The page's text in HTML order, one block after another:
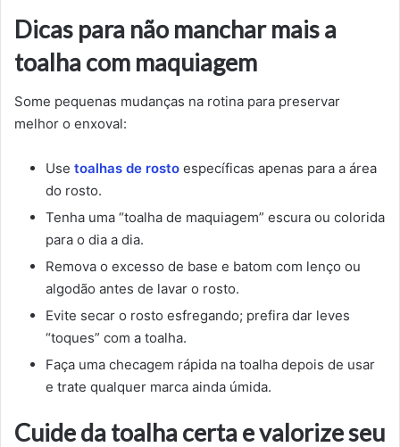
Dicas para não manchar mais a
toalha com maquiagem
Some pequenas mudanças na rotina para preservar
melhor o enxoval:
Use toalhas de rosto específicas apenas para a área
do rosto.
Tenha uma “toalha de maquiagem” escura ou colorida
para o dia a dia.
Remova o excesso de base e batom com lenço ou
algodão antes de lavar o rosto.
Evite secar o rosto esfregando; prefira dar leves
“toques” com a toalha.
Faça uma checagem rápida na toalha depois de usar
e trate qualquer marca ainda úmida.
Cuide da toalha certa e valorize seu